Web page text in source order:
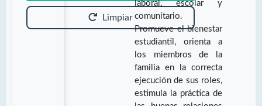
Limpiar
laboral, escolar y
comunitario.
Promueve el bienestar
estudiantil, orienta a
los miembros de la
familia en la correcta
ejecución de sus roles,
estimula la práctica de